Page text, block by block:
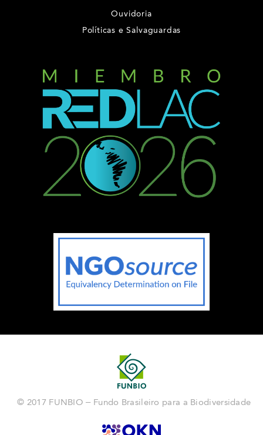
Ouvidoria
Políticas e Salvaguardas
© 2017 FUNBIO – Fundo Brasileiro para a Biodiversidade